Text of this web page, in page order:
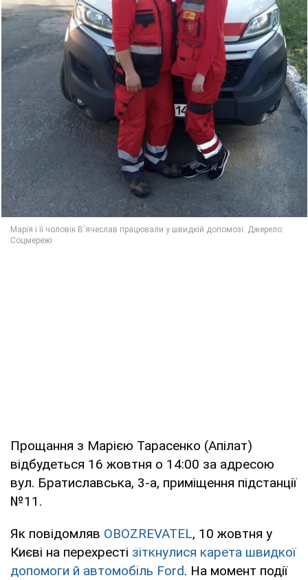
Прощання з Марією Тарасенко (Апілат)
відбудеться 16 жовтня о 14:00 за адресою
вул. Братиславська, 3-а, приміщення підстанції
№11.
Як повідомляв OBOZREVATEL, 10 жовтня у
Києві на перехресті зіткнулися карета швидкої
допомоги й автомобіль Ford. На момент події